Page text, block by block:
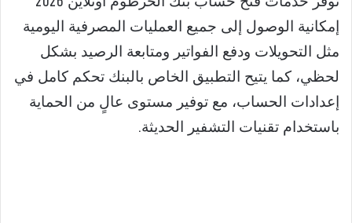
إمكانية الوصول إلى جميع العمليات المصرفية اليومية
مثل التحويلات ودفع الفواتير ومتابعة الرصيد بشكل
لحظي، كما يتيح التطبيق الخاص بالبنك تحكم كامل في
إعدادات الحساب، مع توفير مستوى عالٍ من الحماية
باستخدام تقنيات التشفير الحديثة.